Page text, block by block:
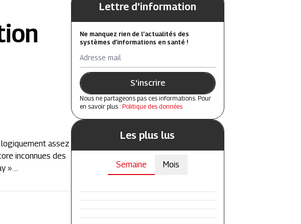
assez
inconnues des
» ...
Lettre d'information
Ne manquez rien de l’actualités des
systèmes d’informations en santé !
Adresse mail
S'inscrire
Nous ne partageons pas ces informations. Pour
en savoir plus : Politique des données
Les plus lus
Semaine Mois